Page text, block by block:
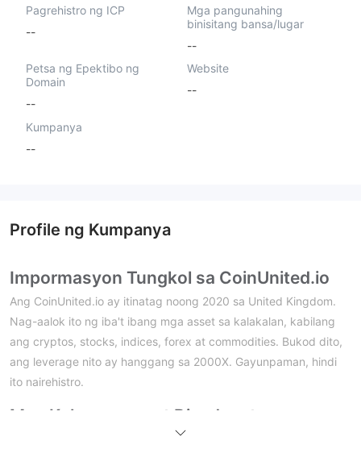
Pagrehistro ng ICP
--
Mga pangunahing
binisitang bansa/lugar
--
Petsa ng Epektibo ng
Domain
--
Website
--
Kumpanya
--
Profile ng Kumpanya
Impormasyon Tungkol sa CoinUnited.io
Ang CoinUnited.io ay itinatag noong 2020 sa United Kingdom.
Nag-aalok ito ng iba't ibang mga asset sa kalakalan, kabilang
ang cryptos, stocks, indices, forex at commodities. Bukod dito,
ang leverage nito ay hanggang sa 2000X. Gayunpaman, hindi
ito nairehistro.
Mga Kalamangan at Disadvantages